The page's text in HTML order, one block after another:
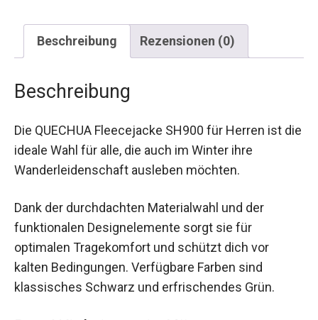
Beschreibung Rezensionen (0)
Beschreibung
Die QUECHUA Fleecejacke SH900 für Herren ist
die ideale Wahl für alle, die auch im Winter ihre
Wanderleidenschaft ausleben möchten.
Dank der durchdachten Materialwahl und der
funktionalen Designelemente sorgt sie für
optimalen Tragekomfort und schützt dich vor
kalten Bedingungen. Verfügbare Farben sind
klassisches Schwarz und erfrischendes Grün.